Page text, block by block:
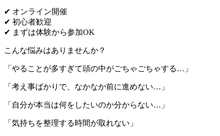
✔ オンライン開催
✔ 初心者歓迎
✔ まずは体験から参加OK
こんな悩みはありませんか？
「やることが多すぎて頭の中がごちゃごちゃする…」
「考え事ばかりで、なかなか前に進めない…」
「自分が本当は何をしたいのか分からない…」
「気持ちを整理する時間が取れない」